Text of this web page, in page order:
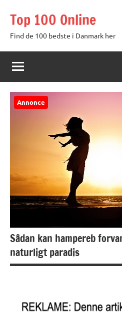
indhold
Top 100 Online
Find de 100 bedste i Danmark her
Annonce
Sådan kan hampereb
naturligt paradis